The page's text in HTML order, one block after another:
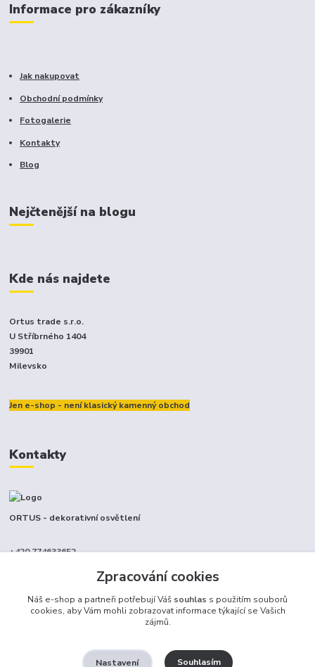
Informace pro zákazníky
Jak nakupovat
Obchodní podmínky
Fotogalerie
Kontakty
Blog
Nejčtenější na blogu
Kde nás najdete
Ortus trade s.r.o.
U Stříbrného 1404
39901
Milevsko
Jen e-shop - není klasický kamenný obchod
Kontakty
ORTUS - dekorativní osvětlení
+420 774633652
Zpracování cookies
Náš e-shop a partneři potřebují Váš souhlas s použitím souborů
cookies, aby Vám mohli zobrazovat informace týkající se Vašich
zájmů.
Nastavení Souhlasím